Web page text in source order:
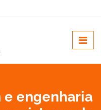
e engenharia